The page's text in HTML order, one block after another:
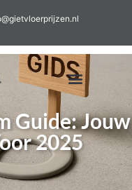
Guide: Jouw
2025